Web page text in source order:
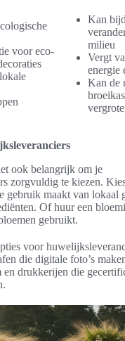
voor eco-
Kan
milieu
Vergt
energie
Kan de
ook belangrijk om je
zorgvuldig te kiezen.
gebruik maakt van lokaal
Of huur een
gebruikt.
voor
die digitale foto’s
drukkerijen die